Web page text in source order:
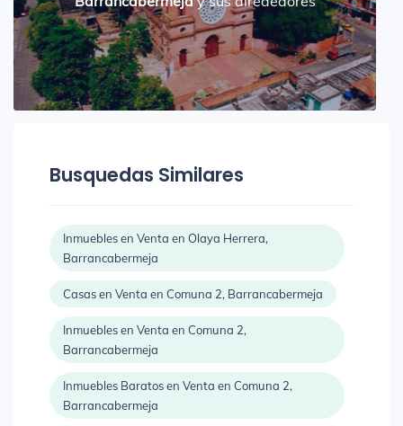
Busquedas Similares
Inmuebles en Venta en Olaya Herrera,
Barrancabermeja
Casas en Venta en Comuna 2, Barrancabermeja
Inmuebles en Venta en Comuna 2,
Barrancabermeja
Inmuebles Baratos en Venta en Comuna 2,
Barrancabermeja